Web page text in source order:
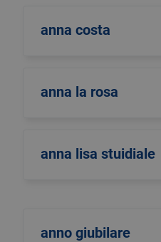
anna costa
anna la rosa
anna lisa stuidiale
anno giubilare